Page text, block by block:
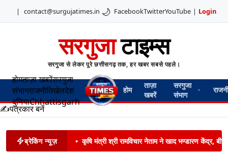
| contact@surgujatimes.in 🌙 FacebookTwitterYouTube | Login
सरगुजाटाइम्स
सरगुजा से लेकर पूरे छत्तीसगढ़ तक, हर खबर सबसे पहले।
होमताज़ा खबरेंसरगुजा
संभागराजनीतिखेलदेश
दुनियाChhattisgarh
होम
ताज़ा
खबरें
सरगुजा
संभाग
✍️पत्रकार बनें
ब्रेकिंग न्यूज़ • कृषि मंत्री श्री रामविचार नेताम ने खाद भण्डारण केंद्र,